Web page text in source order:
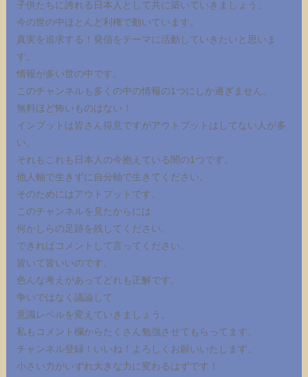
子供たちに誇れる日本人として共に築いていきましょう。
今の世の中ほとんど利権で動いています。
真実を追求する！発信をテーマに活動していきたいと思いま
す。
情報が多い世の中です。
このチャンネルも多くの中の情報の1つにしか過ぎません。
無料ほど怖いものはない！
インプットは皆さん得意ですがアウトプットはしてない人が多
い。
それもこれも日本人の今抱えている闇の1つです。
他人軸で生きずに自分軸で生きてください。
そのためにはアウトプットです。
このチャンネルを見たからには
何かしらの足跡を残してください。
できればコメントして言ってください。
皆いて皆いいのです。
色んな考えがあってどれも正解です。
争いではなく議論して
意識レベルを変えていきましょう。
私もコメント欄からたくさん勉強させてもらってます。
チャンネル登録！いいね！よろしくお願いいたします。
小さい力がいずれ大きな力に変わるはずです！